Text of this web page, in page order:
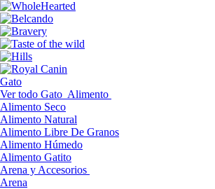
Gato
Ver todo Gato Alimento
Alimento Seco
Alimento Natural
Alimento Libre De Granos
Alimento Húmedo
Alimento Gatito
Arena y Accesorios
Arena